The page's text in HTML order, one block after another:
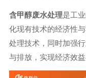
含甲醇废水处理是工
化现有技术的经济性
处理技术，同时加强
与排放，实现经济效